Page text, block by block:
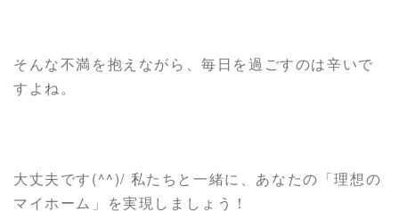
そんな不満を抱えながら、毎日を過ごすのは辛いで
すよね。
大丈夫です(^^)/ 私たちと一緒に、あなたの「理想の
マイホーム」を実現しましょう！